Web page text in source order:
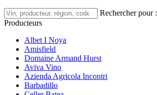
Rechercher pour :
Producteurs
Albet I Noya
Amisfield
Domaine Armand Hurst
Aviva Vino
Azienda Agricola Incontri
Barbadillo